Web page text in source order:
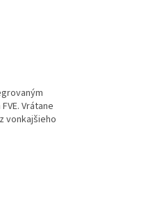
Vrátane
vonkajšieho